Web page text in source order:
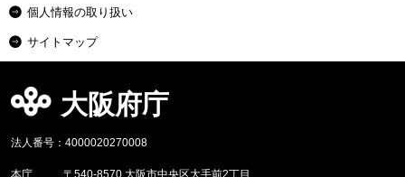
個人情報の取り扱い
サイトマップ
大阪府庁
法人番号：4000020270008
本庁 〒540-8570 大阪市中央区大手前2丁目